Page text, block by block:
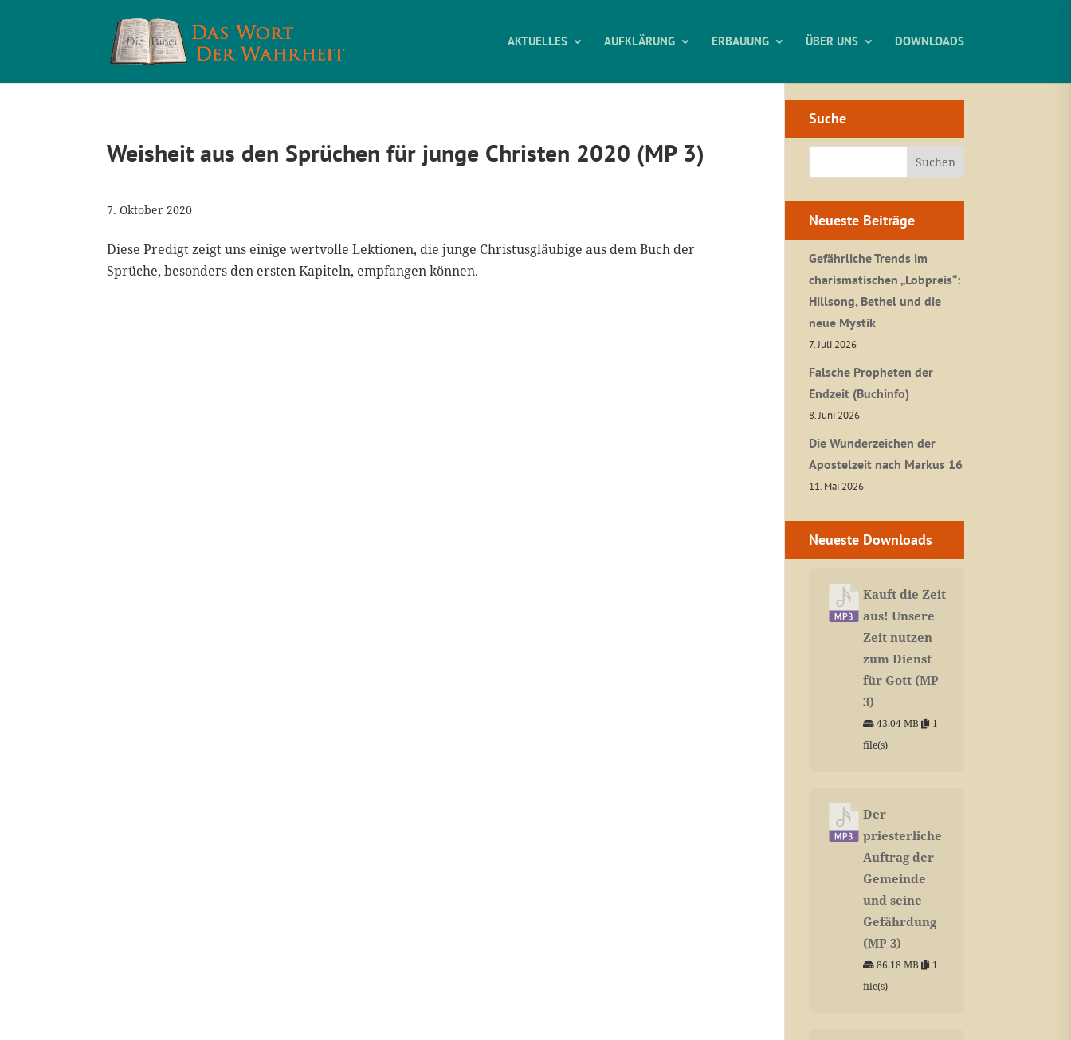
AKTUELLES AUFKLÄRUNG ERBAUUNG ÜBER UNS DOWNLOADS
Weisheit aus den Sprüchen für junge Christen 2020 (MP 3)
7. Oktober 2020
Diese Predigt zeigt uns einige wertvolle Lektionen, die junge Christusgläubige aus dem Buch der
Sprüche, besonders den ersten Kapiteln, empfangen können.
Suche
Neueste Beiträge
Gefährliche Trends im
charismatischen „Lobpreis“:
Hillsong, Bethel und die
neue Mystik
7. Juli 2026
Falsche Propheten der
Endzeit (Buchinfo)
8. Juni 2026
Die Wunderzeichen der
Apostelzeit nach Markus 16
11. Mai 2026
Neueste Downloads
Kauft die Zeit
aus! Unsere
Zeit nutzen
zum Dienst
für Gott (MP
3)
43.04 MB
1
file(s)
Der
priesterliche
Auftrag der
Gemeinde
und seine
Gefährdung
(MP 3)
86.18 MB
1
file(s)